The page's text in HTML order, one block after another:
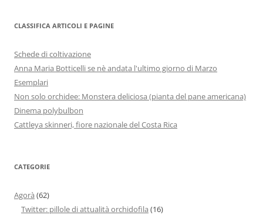
CLASSIFICA ARTICOLI E PAGINE
Schede di coltivazione
Anna Maria Botticelli se nè andata l'ultimo giorno di Marzo
Esemplari
Non solo orchidee: Monstera deliciosa (pianta del pane americana)
Dinema polybulbon
Cattleya skinneri, fiore nazionale del Costa Rica
CATEGORIE
Agorà (62)
Twitter: pillole di attualità orchidofila (16)